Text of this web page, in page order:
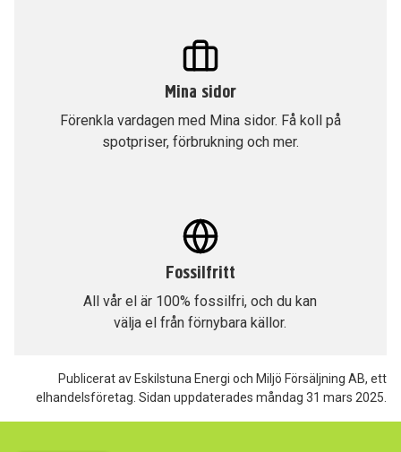
Mina sidor
Förenkla vardagen med Mina sidor. Få koll på
spotpriser, förbrukning och mer.
Fossilfritt
All vår el är 100% fossilfri, och du kan
välja el från förnybara källor.
Publicerat av Eskilstuna Energi och Miljö Försäljning AB, ett
elhandelsföretag. Sidan uppdaterades måndag 31 mars 2025.